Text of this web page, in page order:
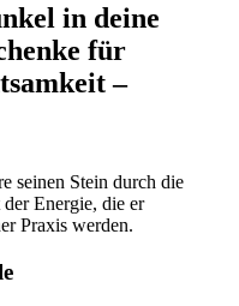
in deine
für
–
seinen Stein durch die
Energie, die er
Praxis werden.